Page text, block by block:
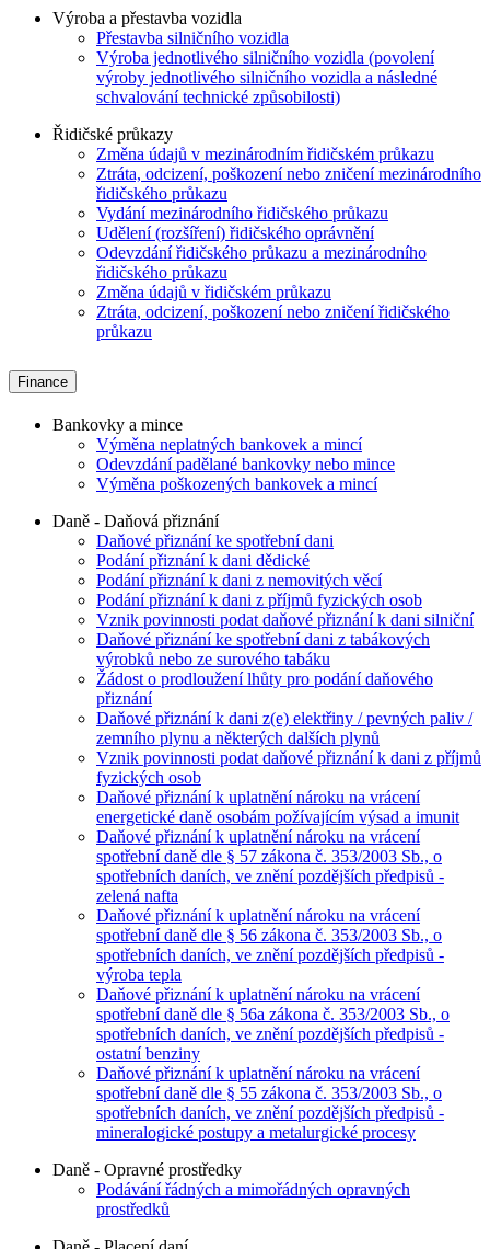
Výroba a přestavba vozidla
Přestavba silničního vozidla
Výroba jednotlivého silničního vozidla (povolení
výroby jednotlivého silničního vozidla a následné
schvalování technické způsobilosti)
Řidičské průkazy
Změna údajů v mezinárodním řidičském průkazu
Ztráta, odcizení, poškození nebo zničení mezinárodního
řidičského průkazu
Vydání mezinárodního řidičského průkazu
Udělení (rozšíření) řidičského oprávnění
Odevzdání řidičského průkazu a mezinárodního
řidičského průkazu
Změna údajů v řidičském průkazu
Ztráta, odcizení, poškození nebo zničení řidičského
průkazu
Finance
Bankovky a mince
Výměna neplatných bankovek a mincí
Odevzdání padělané bankovky nebo mince
Výměna poškozených bankovek a mincí
Daně - Daňová přiznání
Daňové přiznání ke spotřební dani
Podání přiznání k dani dědické
Podání přiznání k dani z nemovitých věcí
Podání přiznání k dani z příjmů fyzických osob
Vznik povinnosti podat daňové přiznání k dani silniční
Daňové přiznání ke spotřební dani z tabákových
výrobků nebo ze surového tabáku
Žádost o prodloužení lhůty pro podání daňového
přiznání
Daňové přiznání k dani z(e) elektřiny / pevných paliv /
zemního plynu a některých dalších plynů
Vznik povinnosti podat daňové přiznání k dani z příjmů
fyzických osob
Daňové přiznání k uplatnění nároku na vrácení
energetické daně osobám požívajícím výsad a imunit
Daňové přiznání k uplatnění nároku na vrácení
spotřební daně dle § 57 zákona č. 353/2003 Sb., o
spotřebních daních, ve znění pozdějších předpisů -
zelená nafta
Daňové přiznání k uplatnění nároku na vrácení
spotřební daně dle § 56 zákona č. 353/2003 Sb., o
spotřebních daních, ve znění pozdějších předpisů -
výroba tepla
Daňové přiznání k uplatnění nároku na vrácení
spotřební daně dle § 56a zákona č. 353/2003 Sb., o
spotřebních daních, ve znění pozdějších předpisů -
ostatní benziny
Daňové přiznání k uplatnění nároku na vrácení
spotřební daně dle § 55 zákona č. 353/2003 Sb., o
spotřebních daních, ve znění pozdějších předpisů -
mineralogické postupy a metalurgické procesy
Daně - Opravné prostředky
Podávání řádných a mimořádných opravných
prostředků